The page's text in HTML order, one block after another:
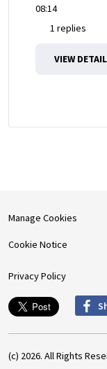
08:14
1 replies
VIEW
Manage Cookies
Cookie Notice
Privacy Policy
(c) 2026. All Rights